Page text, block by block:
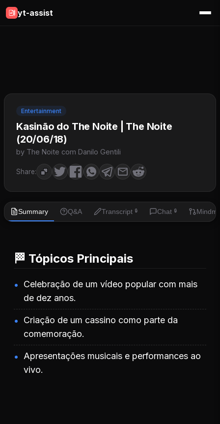
yt-assist
Entertainment
Kasinão do The Noite | The Noite
(20/06/18)
by The Noite com Danilo Gentili
Share:
Summary Q&A Transcript 🔒 Chat 🔒
🏁 Tópicos Principais
Celebração de um vídeo popular com mais
de dez anos.
Criação de um cassino como parte da
comemoração.
Apresentações musicais e performances ao
vivo.